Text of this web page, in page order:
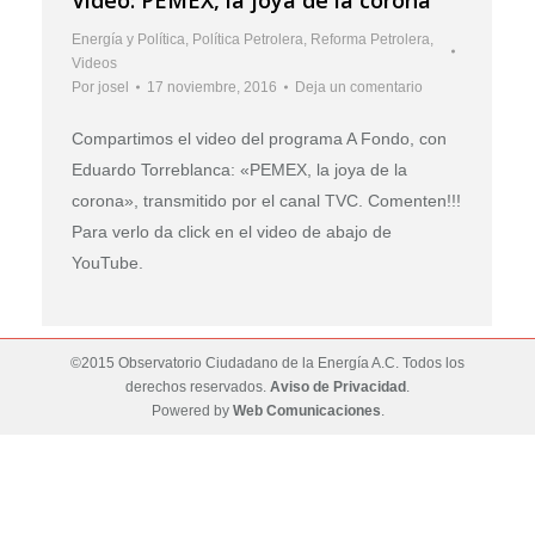
Energía y Política Política Petrolera Reforma Petrolera
Videos
Por josel 17 noviembre, 2016 Deja un comentario
Compartimos el video del programa A Fondo, con
Eduardo Torreblanca: «PEMEX, la joya de la
corona», transmitido por el canal TVC. Comenten!!!
Para verlo da click en el video de abajo de
YouTube.
©2015 Observatorio Ciudadano de la Energía A.C. Todos los
derechos reservados. Aviso de Privacidad
Powered by Web Comunicaciones